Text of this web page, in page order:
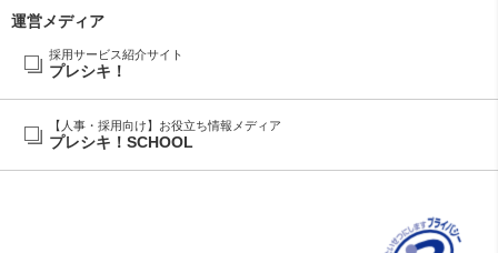
運営メディア
採用サービス紹介サイト
プレシキ！
【人事・採用向け】お役立ち情報メディア
プレシキ！SCHOOL